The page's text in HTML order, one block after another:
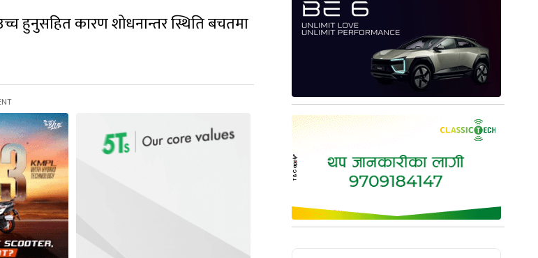
हुनुसहित कारण शोधनान्तर स्थिति बचतमा